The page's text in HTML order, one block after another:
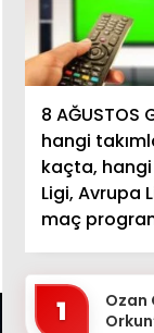
8 AĞUSTOS
hangi
kaçta,
Ligi, Avrupa
maç
1
Ozan